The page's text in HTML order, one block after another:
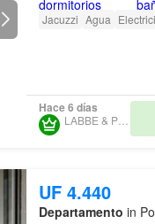
Jacuzzi Agua
Hace 6 días
LABBE & POLLIER
UF 4.440
Departamento in